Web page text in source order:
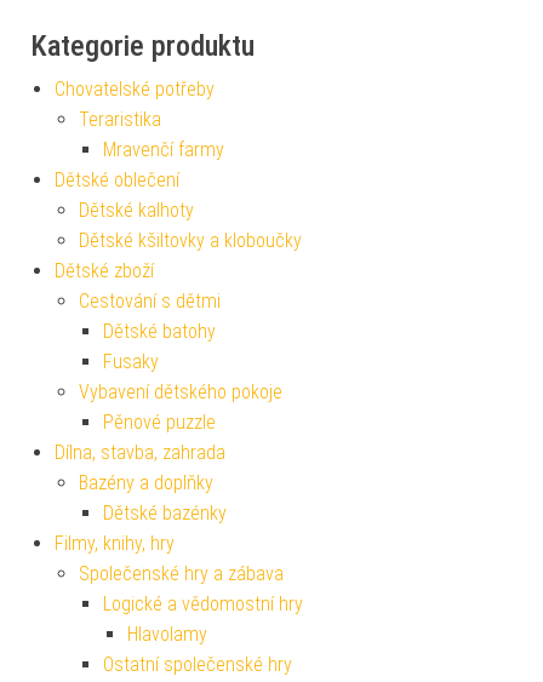
Kategorie produktu
Chovatelské potřeby
Teraristika
Mravenčí farmy
Dětské oblečení
Dětské kalhoty
Dětské kšiltovky a kloboučky
Dětské zboží
Cestování s dětmi
Dětské batohy
Fusaky
Vybavení dětského pokoje
Pěnové puzzle
Dílna, stavba, zahrada
Bazény a doplňky
Dětské bazénky
Filmy, knihy, hry
Společenské hry a zábava
Logické a vědomostní hry
Hlavolamy
Ostatní společenské hry